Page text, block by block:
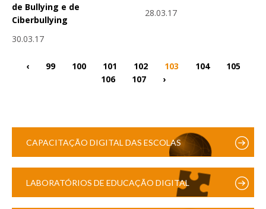
de Bullying e de
Ciberbullying
30.03.17
28.03.17
‹ 99 100 101 102 103 104
105
106
107 ›
CAPACITAÇÃO DIGITAL DAS ESCOLAS
LABORATÓRIOS DE EDUCAÇÃO DIGITAL